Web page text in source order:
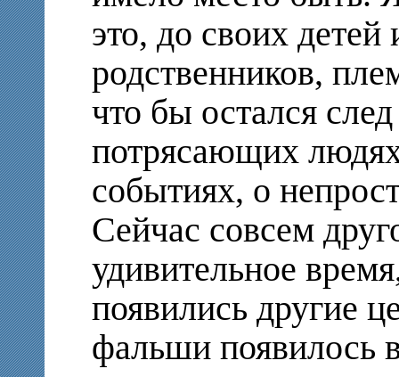
это, до своих детей
родственников,
что бы остался
потрясающих
событиях, о
Сейчас совсем
удивительное
появились другие
фальши появилось